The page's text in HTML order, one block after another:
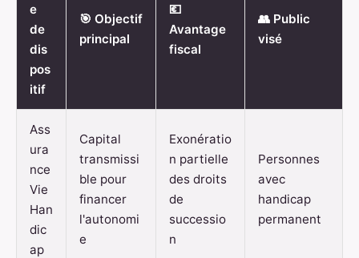
e
de
dis
pos
itif
🎯 Objectif
principal
💶
Avantage
fiscal
👥 Public
visé
Ass
ura
nce
Vie
Han
dic
ap
Capital
transmissi
ble pour
financer
l'autonomi
e
Exonératio
n partielle
des droits
de
successio
n
Personnes
avec
handicap
permanent